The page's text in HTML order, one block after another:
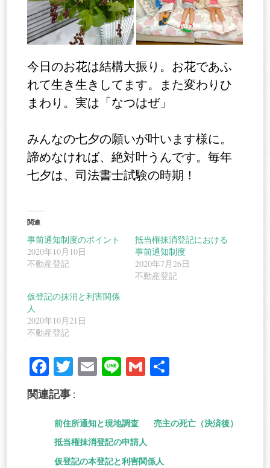
今日のお花は結構大振り。お花であふ
れて生き生きしてます。また変わりひ
まわり。実は「なつはぜ」
みんなの七夕の願いが叶います様に。
諦めなければ、絶対叶うんです。毎年
七夕は、司法書士試験の時期！
関連
事前通知制度のポイント
2020年10月10日
不動産登記
抵当権抹消登記における
事前通知制度
2020年7月26日
不動産登記
仮登記の抹消と利害関係
人
2020年10月21日
不動産登記
Fa
ce
bo
ok
T
wi
tte
r
E Li G
関連記事 :
前住所通知と現地調査
売主の死亡（決済後）
抵当権抹消登記の申請人
仮登記の本登記と利害関係人